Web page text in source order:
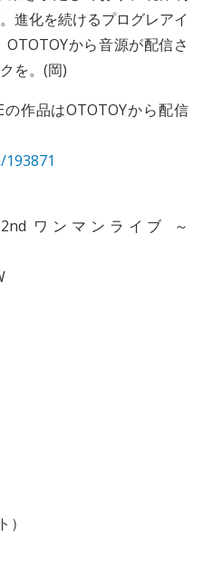
進化を続けるプログレアイ
から音源が配信さ
を。(岡)
の作品はOTOTOYから配信
2nd ワンマンライブ ～